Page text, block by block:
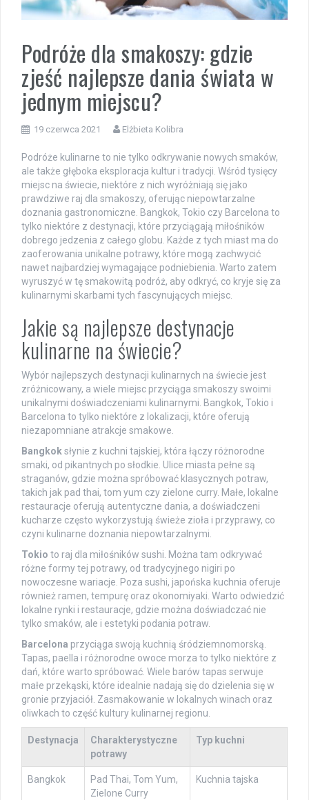
Podróże dla smakoszy: gdzie
zjeść najlepsze dania świata w
jednym miejscu?
19 czerwca 2021 Elżbieta Kolibra
Podróże kulinarne to nie tylko odkrywanie nowych smaków,
ale także głęboka eksploracja kultur i tradycji. Wśród tysięcy
miejsc na świecie, niektóre z nich wyróżniają się jako
prawdziwe raj dla smakoszy, oferując niepowtarzalne
doznania gastronomiczne. Bangkok, Tokio czy Barcelona to
tylko niektóre z destynacji, które przyciągają miłośników
dobrego jedzenia z całego globu. Każde z tych miast ma do
zaoferowania unikalne potrawy, które mogą zachwycić
nawet najbardziej wymagające podniebienia. Warto zatem
wyruszyć w tę smakowitą podróż, aby odkryć, co kryje się za
kulinarnymi skarbami tych fascynujących miejsc.
Jakie są najlepsze destynacje
kulinarne na świecie?
Wybór najlepszych destynacji kulinarnych na świecie jest
zróżnicowany, a wiele miejsc przyciąga smakoszy swoimi
unikalnymi doświadczeniami kulinarnymi. Bangkok, Tokio i
Barcelona to tylko niektóre z lokalizacji, które oferują
niezapomniane atrakcje smakowe.
Bangkoksłynie z kuchni tajskiej, która łączy różnorodne
smaki, od pikantnych po słodkie. Ulice miasta pełne są
straganów, gdzie można spróbować klasycznych potraw,
takich jak pad thai, tom yum czy zielone curry. Małe, lokalne
restauracje oferują autentyczne dania, a doświadczeni
kucharze często wykorzystują świeże zioła i przyprawy, co
czyni kulinarne doznania niepowtarzalnymi.
Tokio to raj dla miłośników sushi. Można tam odkrywać
różne formy tej potrawy, od tradycyjnego nigiri po
nowoczesne wariacje. Poza sushi, japońska kuchnia oferuje
również ramen, tempurę oraz okonomiyaki. Warto odwiedzić
lokalne rynki i restauracje, gdzie można doświadczać nie
tylko smaków, ale i estetyki podania potraw.
Barcelona przyciąga swoją kuchnią śródziemnomorską.
Tapas, paella i różnorodne owoce morza to tylko niektóre z
dań, które warto spróbować. Wiele barów tapas serwuje
małe przekąski, które idealnie nadają się do dzielenia się w
gronie przyjaciół. Zasmakowanie w lokalnych winach oraz
oliwkach to część kultury kulinarnej regionu.
Destynacja
Charakterystyczne
potrawy
Typ kuchni
Bangkok
Pad Thai, Tom Yum,
Zielone Curry
Kuchnia tajska